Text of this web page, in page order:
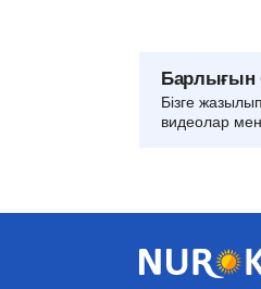
Барлығын
Бізге
видеолар